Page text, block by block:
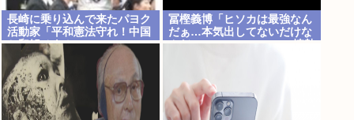
長崎に乗り込んで来たパヨク
活動家「平和憲法守れ！中国
と和解せよ！」
冨樫義博「ヒソカは最強なん
だぁ…本気出してないだけな
んだぁ…」 こいつのこの情熱